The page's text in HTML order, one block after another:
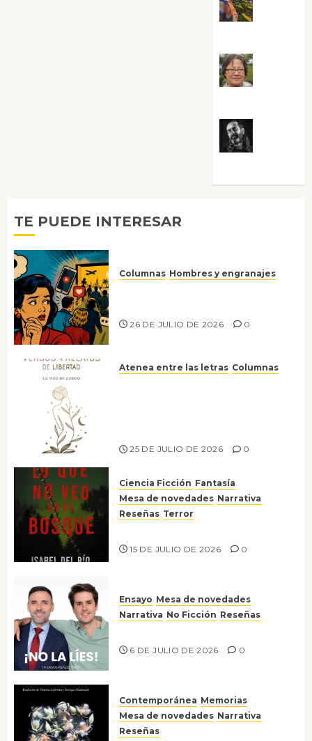
TE PUEDE INTERESAR
Columnas Hombres y engranajes
26 DE JULIO DE 2026 0
Atenea entre las letras Columnas
25 DE JULIO DE 2026 0
Ciencia Ficción Fantasía
Mesa de novedades Narrativa
Reseñas Terror
15 DE JULIO DE 2026 0
Ensayo Mesa de novedades
Narrativa No Ficción Reseñas
6 DE JULIO DE 2026 0
Contemporánea Memorias
Mesa de novedades Narrativa
Reseñas